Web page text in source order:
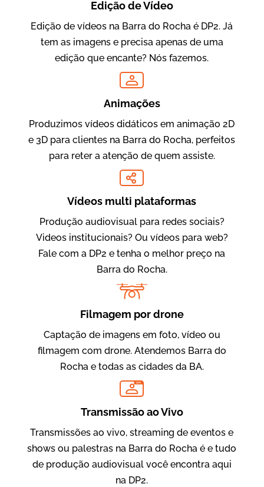
Vídeo Institucional
Amigo Edu
Evolucional
Vídeos para Treinamentos
Edição de Vídeo
Edição de vídeos na Barra do Rocha é DP2. Já
tem as imagens e precisa apenas de uma
edição que encante? Nós fazemos.
Animações
Produzimos vídeos didáticos em animação 2D
e 3D para clientes na Barra do Rocha, perfeitos
para reter a atenção de quem assiste.
Vídeos multi plataformas
Produção audiovisual para redes sociais?
Videos institucionais? Ou vídeos para web?
Fale com a DP2 e tenha o melhor preço na
Barra do Rocha.
Filmagem por drone
Captação de imagens em foto, vídeo ou
filmagem com drone. Atendemos Barra do
Rocha e todas as cidades da BA.
LIVE
Transmissão ao Vivo
Transmissões ao vivo, streaming de eventos e
shows ou palestras na Barra do Rocha é e tudo
de produção audiovisual você encontra aqui
na DP2.